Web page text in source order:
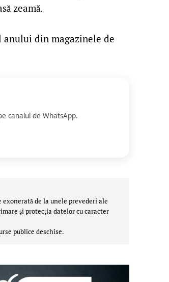
zeamă.
anului din magazinele de
canalul de WhatsApp.
de la unele prevederi ale
şi protecţia datelor cu caracter
publice deschise.